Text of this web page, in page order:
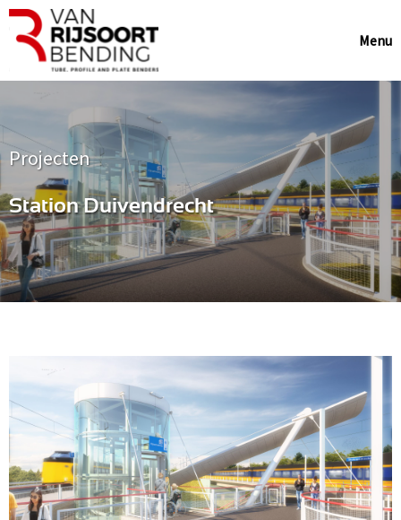
Menu
Projecten
Station Duivendrecht